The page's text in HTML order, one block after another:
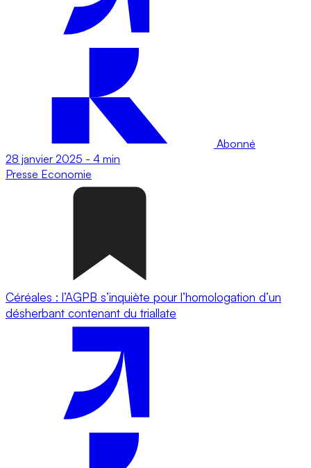
Abonné
28 janvier 2025 - 4 min
Presse Economie
Céréales : l’AGPB s’inquiète pour l’homologation d’un
désherbant contenant du triallate